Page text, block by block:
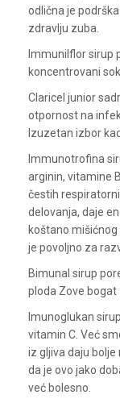
odlična je
zdravlju zuba.
Immunilflor sirup
koncentrovani
Claricel junior
otpornost na
Izuzetan izbor
Immunotrofina
arginin, vitamine
čestih
delovanja, daje
koštano
je povoljno za
Bimunal sirup
ploda Zove bogat
Imunoglukan
vitamin C. Već
iz gljiva daju
da je ovo jako
već bolesno.